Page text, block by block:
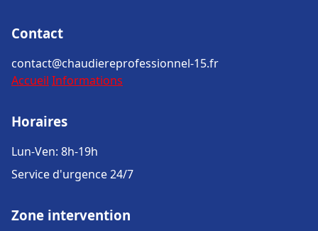
Contact
contact@chaudiereprofessionnel-15.fr
Accueil Informations
Horaires
Lun-Ven: 8h-19h
Service d'urgence 24/7
Zone intervention